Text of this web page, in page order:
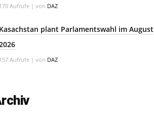
Aufrufe | von DAZ
plant Parlamentswahl im August
Aufrufe | von DAZ